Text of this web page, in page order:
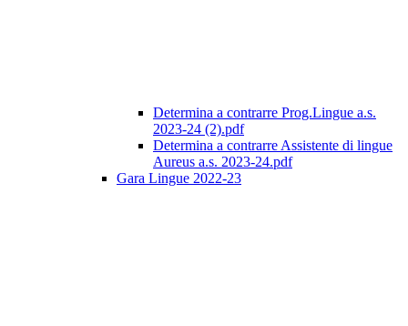
Determina a contrarre Prog.Lingue a.s.
2023-24 (2).pdf
Determina a contrarre Assistente di lingue
Aureus a.s. 2023-24.pdf
Gara Lingue 2022-23